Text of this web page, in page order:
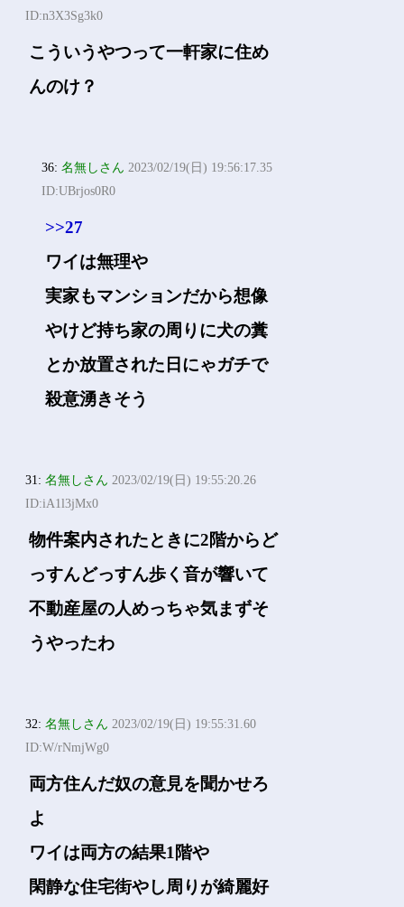
ID:n3X3Sg3k0
こういうやつって一軒家に住め
んのけ？
36:名無しさん 2023/02/19(日) 19:56:17.35
ID:UBrjos0R0
>>27
ワイは無理や
実家もマンションだから想像
やけど持ち家の周りに犬の糞
とか放置された日にゃガチで
殺意湧きそう
31:名無しさん 2023/02/19(日) 19:55:20.26
ID:iA1l3jMx0
物件案内されたときに2階からど
っすんどっすん歩く音が響いて
不動産屋の人めっちゃ気まずそ
うやったわ
32:名無しさん 2023/02/19(日) 19:55:31.60
ID:W/rNmjWg0
両方住んだ奴の意見を聞かせろ
よ
ワイは両方の結果1階や
閑静な住宅街やし周りが綺麗好